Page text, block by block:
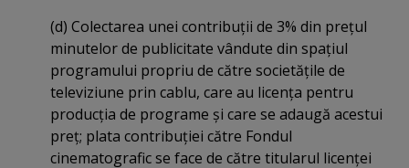
(d) Colectarea unei contribuţii de 3% din preţul
minutelor de publicitate vândute din spaţiul
programului propriu de către societăţile de
televiziune prin cablu, care au licenţa pentru
producţia de programe şi care se adaugă acestui
preţ; plata contribuţiei către Fondul
cinematografic se face de către titularul licenţei